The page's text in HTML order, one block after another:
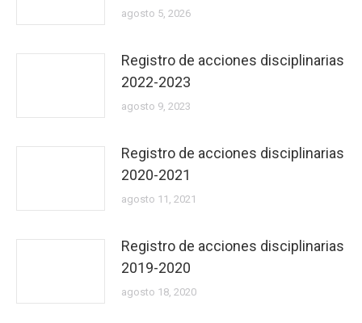
agosto 5, 2026
Registro de acciones disciplinarias
2022-2023
agosto 9, 2023
Registro de acciones disciplinarias
2020-2021
agosto 11, 2021
Registro de acciones disciplinarias
2019-2020
agosto 18, 2020